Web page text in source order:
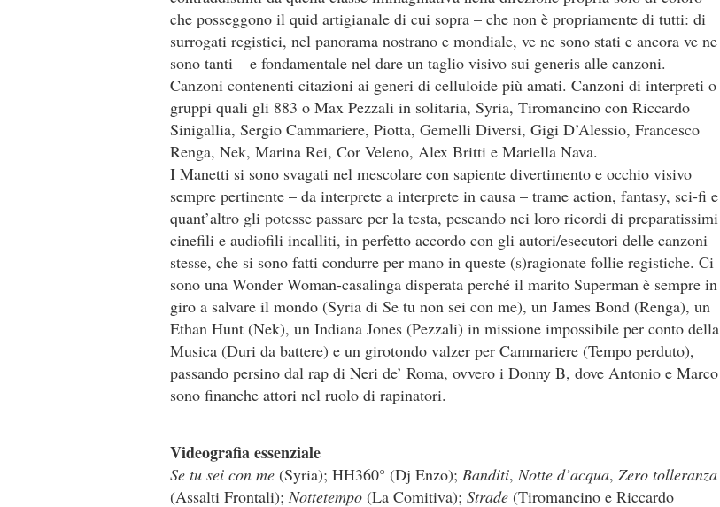
che posseggono il quid artigianale di cui sopra – che non è propriamente di tutti: di
surrogati registici, nel panorama nostrano e mondiale, ve ne sono stati e ancora ve ne
sono tanti – e fondamentale nel dare un taglio visivo sui generis alle canzoni.
Canzoni contenenti citazioni ai generi di celluloide più amati. Canzoni di interpreti o
gruppi quali gli 883 o Max Pezzali in solitaria, Syria, Tiromancino con Riccardo
Sinigallia, Sergio Cammariere, Piotta, Gemelli Diversi, Gigi D’Alessio, Francesco
Renga, Nek, Marina Rei, Cor Veleno, Alex Britti e Mariella Nava.
I Manetti si sono svagati nel mescolare con sapiente divertimento e occhio visivo
sempre pertinente – da interprete a interprete in causa – trame action, fantasy, sci-fi e
quant’altro gli potesse passare per la testa, pescando nei loro ricordi di preparatissimi
cinefili e audiofili incalliti, in perfetto accordo con gli autori/esecutori delle canzoni
stesse, che si sono fatti condurre per mano in queste (s)ragionate follie registiche. Ci
sono una Wonder Woman-casalinga disperata perché il marito Superman è sempre in
giro a salvare il mondo (Syria di Se tu non sei con me), un James Bond (Renga), un
Ethan Hunt (Nek), un Indiana Jones (Pezzali) in missione impossibile per conto della
Musica (Duri da battere) e un girotondo valzer per Cammariere (Tempo perduto),
passando persino dal rap di Neri de’ Roma, ovvero i Donny B, dove Antonio e Marco
sono finanche attori nel ruolo di rapinatori.
Videografia essenziale
Se tu sei con me (Syria); HH360° (Dj Enzo); Banditi,Notte d’acqua, Zero tolleranza
(Assalti Frontali);Nottetempo (La Comitiva); Strade (Tiromancino e Riccardo